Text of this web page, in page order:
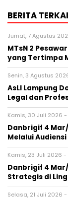
BERITA
Jumat, 7 Agustus
MTsN 2
yang Tertimpa
Senin, 3 Agustus
AsLI Lampung
Legal dan
Kamis, 30 Juli 2026 -
Danbrigif 4
Melalui
Kamis, 23 Juli 2026 -
Danbrigif 4
Strategis di
Selasa, 21 Juli 2026 -